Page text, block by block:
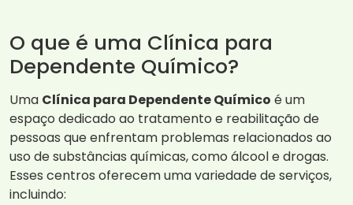
O que é uma Clínica para
Dependente Químico?
Uma Clínica para Dependente Químico é um
espaço dedicado ao tratamento e reabilitação de
pessoas que enfrentam problemas relacionados ao
uso de substâncias químicas, como álcool e drogas.
Esses centros oferecem uma variedade de serviços,
incluindo: